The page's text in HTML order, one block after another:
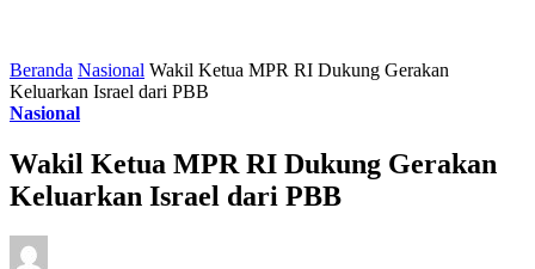
Beranda Nasional Wakil Ketua MPR RI Dukung Gerakan
Keluarkan Israel dari PBB
Nasional
Wakil Ketua MPR RI Dukung Gerakan
Keluarkan Israel dari PBB